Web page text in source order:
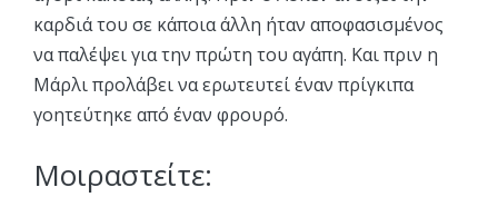
καρδιά του σε κάποια άλλη ήταν αποφασισμένος
να παλέψει για την πρώτη του αγάπη. Και πριν η
Μάρλι προλάβει να ερωτευτεί έναν πρίγκιπα
γοητεύτηκε από έναν φρουρό.
Μοιραστείτε: